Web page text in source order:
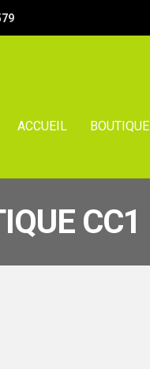
ACCUEIL BOUTIQUE
CC1